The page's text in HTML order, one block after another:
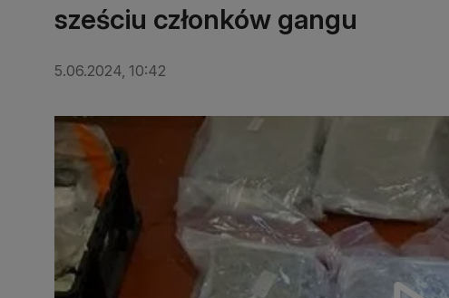
sześciu członków gangu
5.06.2024, 10:42